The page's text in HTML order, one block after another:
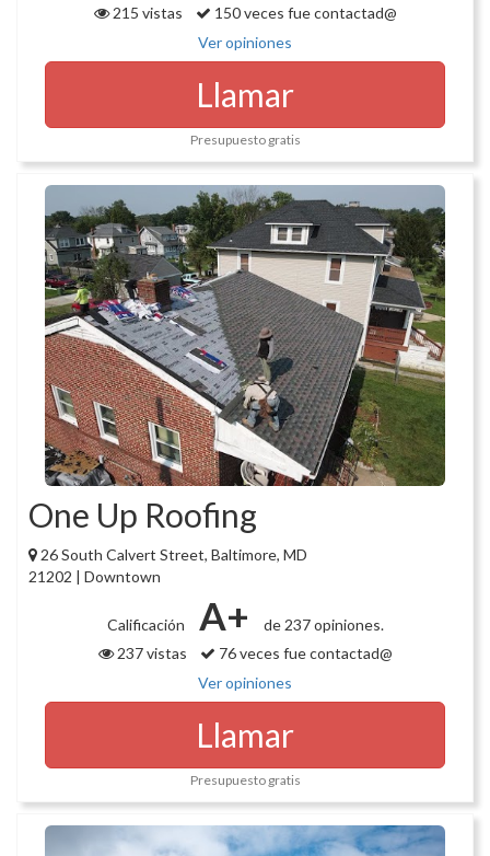
215 vistas
150 veces fue contactad@
Ver opiniones
Llamar
Presupuesto gratis
One Up Roofing
26 South Calvert Street, Baltimore, MD
21202 | Downtown
Calificación A+
de 237 opiniones.
237 vistas
76 veces fue contactad@
Ver opiniones
Llamar
Presupuesto gratis